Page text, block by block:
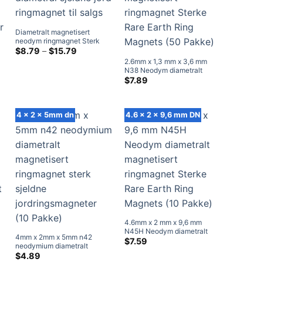
Diametralt magnetisert
neodym ringmagnet Sterk
diametral sjeldne jord
$8.79 – $15.79
2.6mm x 1,3 mm x 3,6 mm
N38 Neodym diametralt
magnetisert ringmagnet
$7.89
4 x 2 x 5mm dn
4mm x 2mm x 5mm n42
neodymium diametralt
magnetisert ringmagnet sterk
$4.89
4.6 x 2 x 9,6 mm DN
4.6mm x 2 mm x 9,6 mm
N45H Neodym diametralt
magnetisert ringmagnet
$7.59